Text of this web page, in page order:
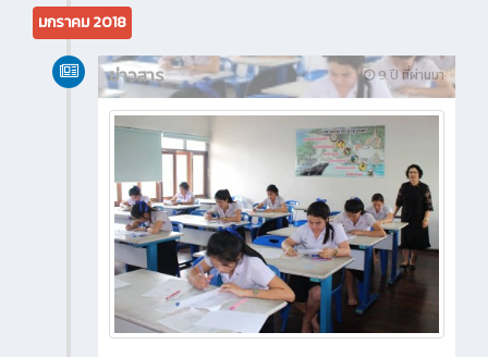
มกราคม 2018
9 ปี ที่ผ่านมา
ข่าวสาร